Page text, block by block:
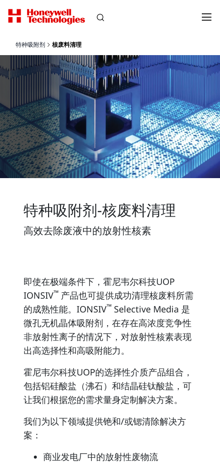
特种吸附剂 核废料清理
特种吸附剂-核废料清理
高效去除废液中的放射性核素
即使在极端条件下，霍尼韦尔科技UOP
IONSIV™ 产品也可提供成功清理核废料所需
的成熟性能。IONSIV™ Selective Media 是
微孔无机晶体吸附剂，在存在高浓度竞争性
非放射性离子的情况下，对放射性核素表现
出高选择性和高吸附能力。
霍尼韦尔科技UOP的选择性介质产品组合，
包括铝硅酸盐（沸石）和结晶硅钛酸盐，可
让我们根据您的需求量身定制解决方案。
我们为以下领域提供铯和/或锶清除解决方
案：
商业发电厂中的放射性废物流